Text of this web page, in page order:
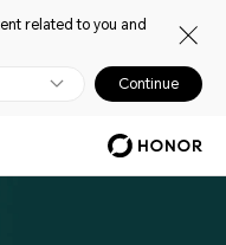
related to you and
Continue